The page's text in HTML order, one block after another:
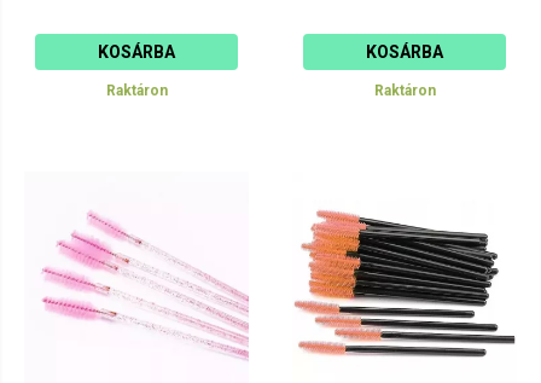
KOSÁRBA
Raktáron
KOSÁRBA
Raktáron